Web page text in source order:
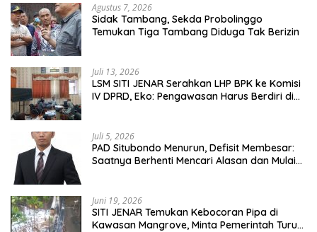
Agustus 7, 2026
Sidak Tambang, Sekda Probolinggo
Temukan Tiga Tambang Diduga Tak Berizin
Juli 13, 2026
LSM SITI JENAR Serahkan LHP BPK ke Komisi
IV DPRD, Eko: Pengawasan Harus Berdiri di
Juli 5, 2026
PAD Situbondo Menurun, Defisit Membesar:
Saatnya Berhenti Mencari Alasan dan Mulai
Juni 19, 2026
SITI JENAR Temukan Kebocoran Pipa di
Kawasan Mangrove, Minta Pemerintah Turun